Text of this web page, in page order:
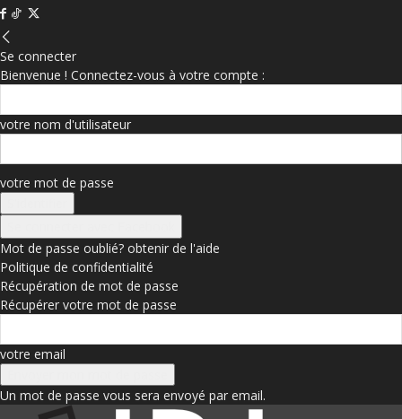
Se connecter
Bienvenue ! Connectez-vous à votre compte :
votre nom d'utilisateur
votre mot de passe
Mot de passe oublié? obtenir de l'aide
Politique de confidentialité
Récupération de mot de passe
Récupérer votre mot de passe
votre email
Un mot de passe vous sera envoyé par email.